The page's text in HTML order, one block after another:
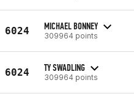
6024 MICHAEL BONNEY
309964 points
6024 TY SWADLING
309964 points